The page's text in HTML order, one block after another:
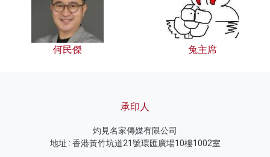
何民傑 兔主席
承印人
灼見名家傳媒有限公司
地址 : 香港黃竹坑道21號環匯廣場10樓1002室